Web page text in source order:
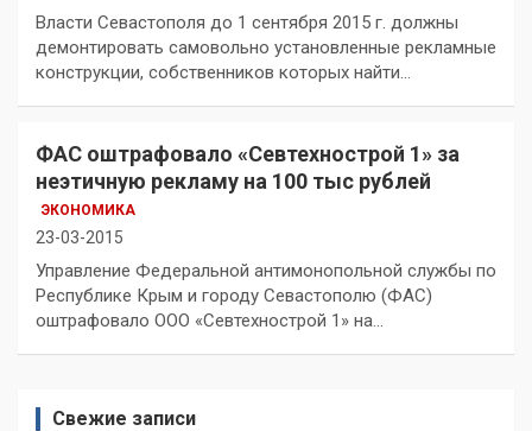
Власти Севастополя до 1 сентября 2015 г. должны
демонтировать самовольно установленные рекламные
конструкции, собственников которых найти…
ФАС оштрафовало «Севтехнострой 1» за
неэтичную рекламу на 100 тыс рублей
ЭКОНОМИКА
23-03-2015
Управление Федеральной антимонопольной службы по
Республике Крым и городу Севастополю (ФАС)
оштрафовало ООО «Севтехнострой 1» на…
Свежие записи